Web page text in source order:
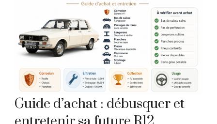
Guide d’achat : débusquer et